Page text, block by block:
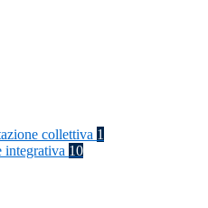
collettiva 1
integrativa 10